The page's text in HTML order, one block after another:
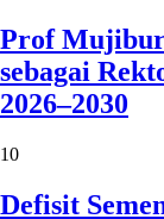
Prof
sebagai
2026–2030
10
Defisit